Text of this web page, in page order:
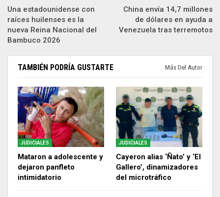
Una estadounidense con
raíces huilenses es la
nueva Reina Nacional del
Bambuco 2026
China envía 14,7 millones
de dólares en ayuda a
Venezuela tras terremotos
TAMBIÉN PODRÍA GUSTARTE Más Del Autor
JUDICIALES
Mataron a adolescente y
dejaron panfleto
intimidatorio
JUDICIALES
Cayeron alias ‘Ñato’ y ‘El
Gallero’, dinamizadores
del microtráfico